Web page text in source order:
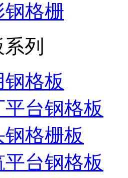
格栅
列
格板
台钢格板
格栅板
台钢格板